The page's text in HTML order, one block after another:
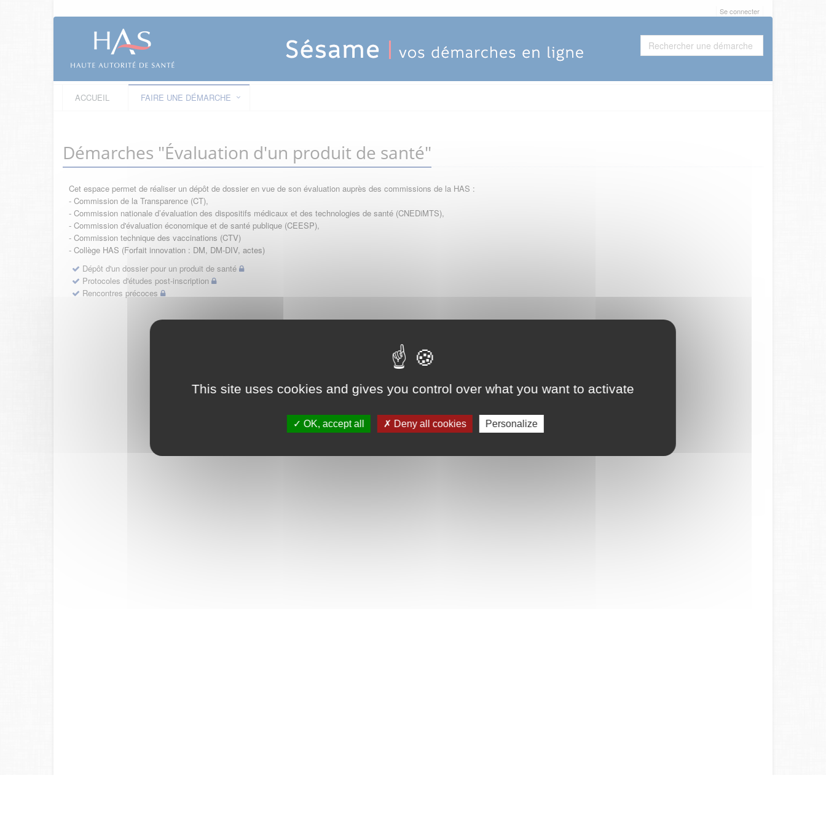
This site uses cookies and gives you control over what you want to activate
OK, accept all Deny all cookies Personalize
Se connecter
ACCUEIL FAIRE UNE DÉMARCHE
Démarches "Évaluation d'un produit de santé"
Cet espace permet de réaliser un dépôt de dossier en vue de son évaluation auprès des commissions de la HAS :
- Commission de la Transparence (CT),
- Commission nationale d’évaluation des dispositifs médicaux et des technologies de santé (CNEDiMTS),
- Commission d'évaluation économique et de santé publique (CEESP),
- Commission technique des vaccinations (CTV)
- Collège HAS (Forfait innovation : DM, DM-DIV, actes)
Dépôt d'un dossier pour un produit de santé
Protocoles d'études post-inscription
Rencontres précoces